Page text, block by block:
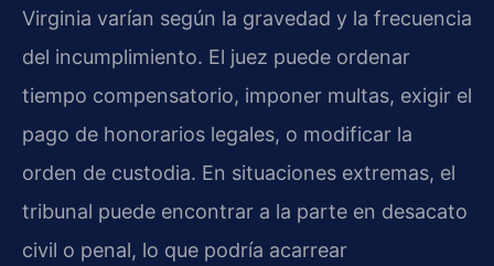
Virginia varían según la gravedad y la frecuencia
del incumplimiento. El juez puede ordenar
tiempo compensatorio, imponer multas, exigir el
pago de honorarios legales, o modificar la
orden de custodia. En situaciones extremas, el
tribunal puede encontrar a la parte en desacato
civil o penal, lo que podría acarrear